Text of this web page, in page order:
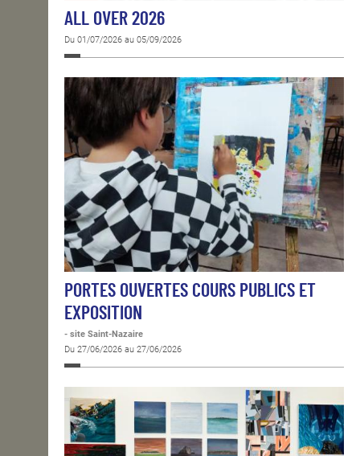
ALL OVER 2026
Du 01/07/2026 au 05/09/2026
PORTES OUVERTES COURS PUBLICS ET
EXPOSITION
- site Saint-Nazaire
Du 27/06/2026 au 27/06/2026